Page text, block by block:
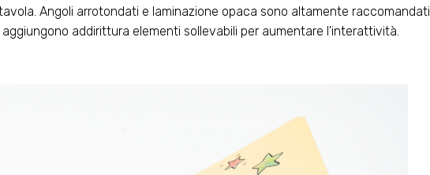
Angoli arrotondati e laminazione opaca sono altamente raccomandati
addirittura elementi sollevabili per aumentare l'interattività.